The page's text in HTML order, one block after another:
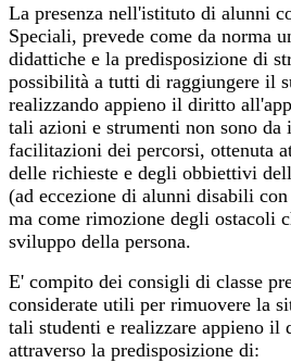
La presenza nell'istituto di alunni
Speciali, prevede come da norma
didattiche e la predisposizione di
possibilità a tutti di raggiungere il
realizzando appieno il diritto
tali azioni e strumenti non sono da
facilitazioni dei percorsi, ottenuta
delle richieste e degli obbiettivi
(ad eccezione di alunni disabili
ma come rimozione degli ostacoli
sviluppo della persona.
E' compito dei consigli di classe
considerate utili per rimuovere la
tali studenti e realizzare appieno il
attraverso la predisposizione di: